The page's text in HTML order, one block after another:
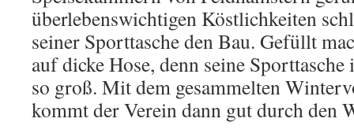
überlebenswichtigen Köstlichkeiten
seiner Sporttasche den Bau. Gefüllt
auf dicke Hose, denn seine
so groß. Mit dem gesammelten
kommt der Verein dann gut durch den